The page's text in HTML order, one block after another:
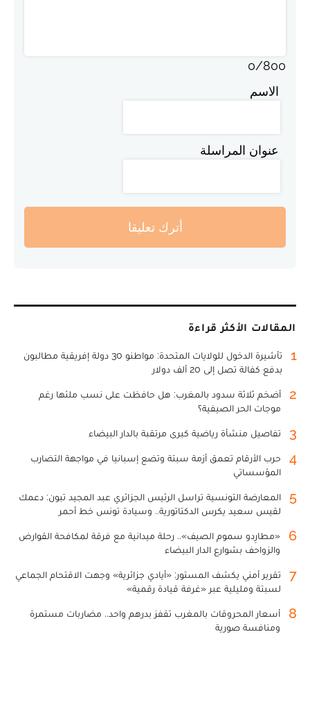
0/800
الاسم
عنوان المراسلة
أترك تعليقا
المقالات الأكثر قراءة
1
تأشيرة الدخول للولايات المتحدة: مواطنو 30 دولة إفريقية مطالبون
بدفع كفالة تصل إلى 20 ألف دولار
2
أضخم ثلاثة سدود بالمغرب: هل حافظت على نسب ملئها رغم
موجات الحر الصيفية؟
3 تفاصيل منشأة رياضية كبرى مرتقبة بالدار البيضاء
4
حرب الأرقام تعمق أزمة سبتة وتضع إسبانيا في مواجهة التضارب
المؤسساتي
5
المعارضة التونسية تراسل الرئيس الجزائري عبد المجيد تبون: دعمك
لقيس سعيد يكرس الدكتاتورية.. وسيادة تونس خط أحمر
6
«مطارِدو سموم الصيف».. رحلة ميدانية مع فرقة لمكافحة القوارض
والزواحف بشوارع الدار البيضاء
7
تقرير أمني يكشف المستور: «أيادي جزائرية» وجهت الاقتحام الجماعي
لسبتة ومليلية عبر «غرفة قيادة رقمية»
8
أسعار المحروقات بالمغرب تقفز بدرهم واحد.. مضاربات مستمرة
ومنافسة صورية